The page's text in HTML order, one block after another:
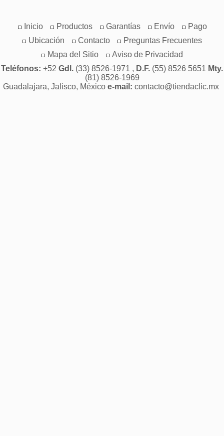
Inicio Productos Garantías Envío
Pago
Ubicación
Contacto
Preguntas Frecuentes
Mapa del Sitio
Aviso de Privacidad
Teléfonos: +52 Gdl. (33) 8526-1971 , D.F. (55) 8526 5651 Mty.
(81) 8526-1969
Guadalajara, Jalisco, México e-mail: contacto@tiendaclic.mx